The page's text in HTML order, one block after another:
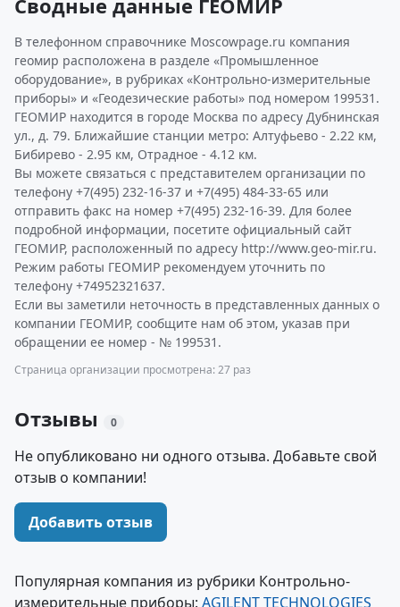
Сводные данные ГЕОМИР
В телефонном справочнике Moscowpage.ru компания
геомир расположена в разделе «Промышленное
оборудование», в рубриках «Контрольно-измерительные
приборы» и «Геодезические работы» под номером 199531.
ГЕОМИР находится в городе Москва по адресу Дубнинская
ул., д. 79. Ближайшие станции метро: Алтуфьево - 2.22 км,
Бибирево - 2.95 км, Отрадное - 4.12 км.
Вы можете связаться с представителем организации по
телефону +7(495) 232-16-37 и +7(495) 484-33-65 или
отправить факс на номер +7(495) 232-16-39. Для более
подробной информации, посетите официальный сайт
ГЕОМИР, расположенный по адресу http://www.geo-mir.ru.
Режим работы ГЕОМИР рекомендуем уточнить по
телефону +74952321637.
Если вы заметили неточность в представленных данных о
компании ГЕОМИР, сообщите нам об этом, указав при
обращении ее номер - № 199531.
Страница организации просмотрена: 27 раз
Отзывы 0
Не опубликовано ни одного отзыва. Добавьте свой
отзыв о компании!
Добавить отзыв
Популярная компания из рубрики Контрольно-
измерительные приборы: AGILENT TECHNOLOGIES